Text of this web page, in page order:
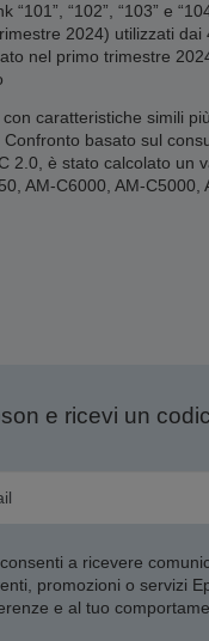
“101”, “102”, “103” e
2024) utilizzati
nel primo trimestre
caratteristiche simili
basato sul
2.0, è stato calcolato
AM-C6000, AM-
e ricevi un
a ricevere
promozioni o servizi
e al tuo